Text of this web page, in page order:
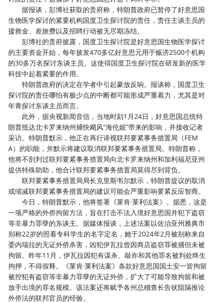
据报谈，彭博社获取的贵府称，特朗普政府已暂停了好意思国
生物医学探讨的紧要机构国度卫生探讨院的责任，责任主谈主员的
援救金、差旅费以及招聘行动被无尽期冻结。
彭博社的贵府披露，国度卫生探讨院是好意思国生物医学探讨
的主要资金开始，每年披发470多亿好意思元用于赈济2500个机构
的30多万名探讨东谈主员。这使得国度卫生探讨院在研发新的医学
科技中起着紧要的作用。
特朗普政府的决定在学者中引起豪放反响。报谈称，国度卫生
探讨院的责任哪怕有极少点的中断都可能形成严重着力，尤其是对
年青探讨东谈主员而言。
此外，据央视新闻音信，当地时刻1月24日，好意思国总统特
朗普抵达北卡罗来纳州捕快飓风“海伦妮”带来的影响，并接收记者
采访。特朗普默示，他正在再行谛视联邦要紧事务措置局（FEM
A）的职能，并默示将建议取消联邦要紧事务措置局。特朗普称，
他将不剖判过联邦要紧事务措置局向北卡罗来纳州和加利福尼亚州
提供特殊助助，他合计联邦要紧事务措置局莫得尽到背负。
联邦要紧事务措置局局长克里斯韦尔默示，特朗普提议的取消
或缩减联邦要紧事务措置局的建议可能会严重影响要紧反应智商。
今日，特朗普默示，他将签署《莱肯·莱利法案》。据悉，这是
一项严格的外侨拘留方法，旨在打击不法入境好意思国并犯下盗窃
等非暴力罪孽的东谈主。据媒体报谈，上述法案以佐治亚州雅典市
别称22岁的照看专科学生的名字定名，她于2024年2月被别称来自
委内瑞拉的无证外侨杀害，凶犯伊瓦拉曾因商店盗窃罪被捕但未被
拘留。昨年11月，伊瓦拉因犯有谋杀、敲诈和其他罪名被判处终生
拘押，不得假释。《莱肯·莱利法案》条款好意思国国土安一皆拘留
被控犯有盗窃等非暴力罪孽的无证外侨，扩大了可能导致拘留和被
放手出境的罪名规模。该法案还将赋予各州总稽查长告状阻隔推论
外侨法的联邦官员的经验。